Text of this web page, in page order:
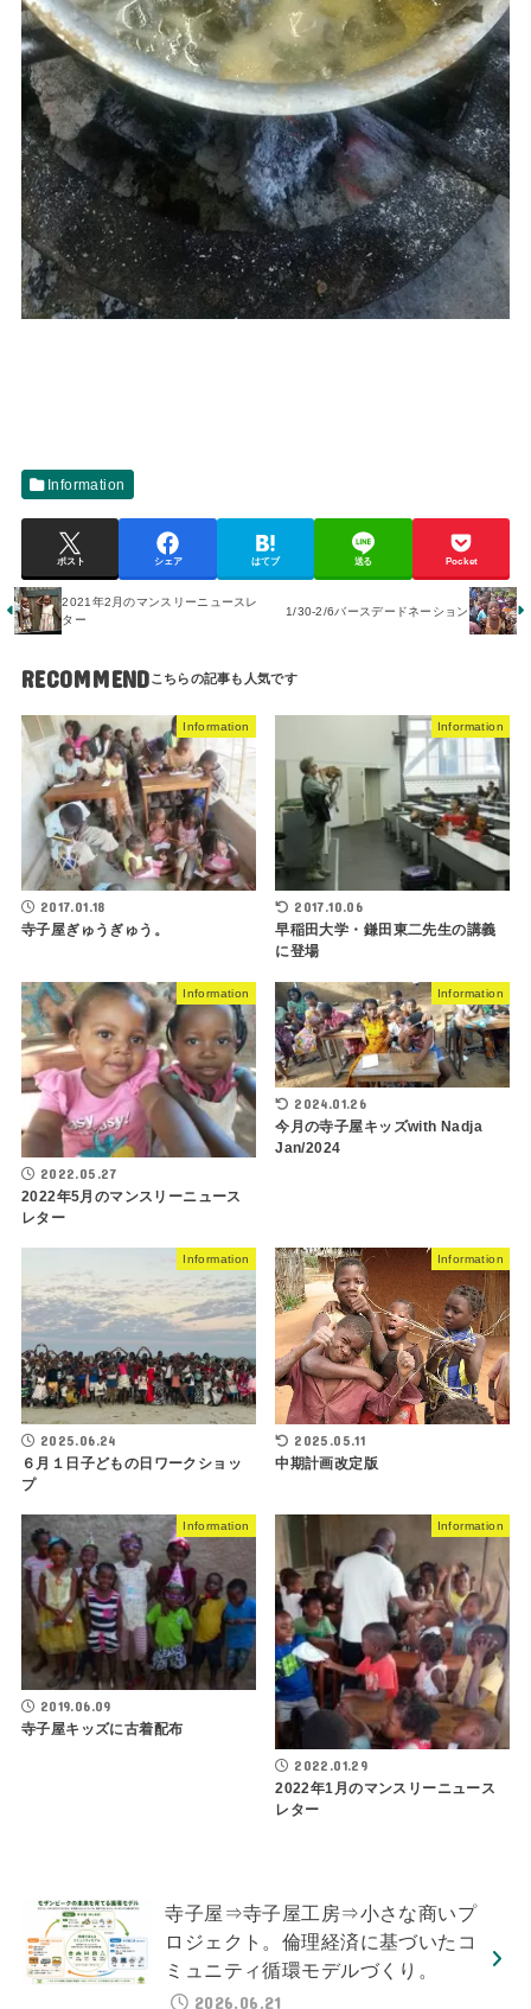
Information
ポスト シェア はてブ 送る Pocket
2021年2月のマンスリーニュースレ
ター
1/30-2/6バースデードネーション
RECOMMEND
Information
2017.01.18
寺子屋ぎゅうぎゅう。
Information
2017.10.06
早稲田大学・鎌田東二先生の講義
に登場
Information
2022.05.27
2022年5月のマンスリーニュース
レター
Information
2024.01.26
今月の寺子屋キッズwith Nadja
Jan/2024
Information
2025.06.24
６月１日子どもの日ワークショッ
プ
Information
2025.05.11
中期計画改定版
Information
2019.06.09
寺子屋キッズに古着配布
Information
2022.01.29
2022年1月のマンスリーニュース
レター
寺子屋⇒寺子屋工房⇒小さな商いプ
ロジェクト。倫理経済に基づいたコ
ミュニティ循環モデルづくり。
2026.06.21